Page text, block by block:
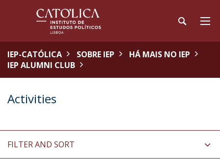
IEP-CATÓLICA SOBRE IEP
HÁ MAIS NO IEP
IEP ALUMNI CLUB
Activities
FILTER AND SORT